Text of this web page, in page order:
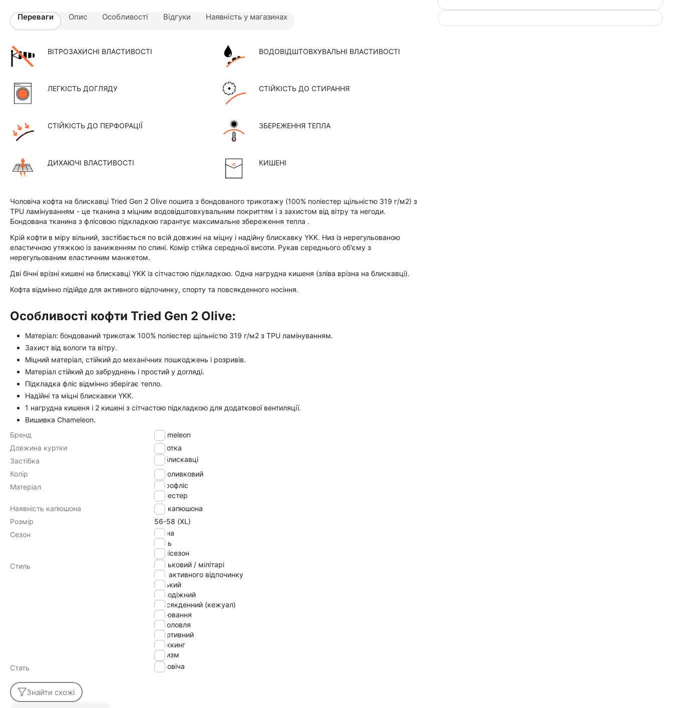
Переваги Опис Особливості Відгуки Наявність у магазинах
ВІТРОЗАХИСНІ ВЛАСТИВОСТІ ВОДОВІДШТОВХУВАЛЬНІ ВЛАСТИВОСТІ
ЛЕГКІСТЬ ДОГЛЯДУ СТІЙКІСТЬ ДО СТИРАННЯ
СТІЙКІСТЬ ДО ПЕРФОРАЦІЇ ЗБЕРЕЖЕННЯ ТЕПЛА
ДИХАЮЧІ ВЛАСТИВОСТІ КИШЕНІ
Чоловіча кофта на блискавці Tried Gen 2 Olive пошита з бондованого трикотажу (100% поліестер щільністю 319 г/м2) з
TPU ламінуванням - це тканина з міцним водовідштовхувальним покриттям і з захистом від вітру та негоди.
Бондована тканина з флісовою підкладкою гарантує максимальне збереження тепла .
Крій кофти в міру вільний, застібається по всій довжині на міцну і надійну блискавку YKK. Низ із нерегульованою
еластичною утяжкою із заниженням по спині. Комір стійка середньої висоти. Рукав середнього об'єму з
нерегульованим еластичним манжетом.
Дві бічні врізні кишені на блискавці YKK із сітчастою підкладкою. Одна нагрудна кишеня (зліва врізна на блискавці).
Кофта відмінно підійде для активного відпочинку, спорту та повсякденного носіння.
Особливості кофти Tried Gen 2 Olive:
Матеріал: бондований трикотаж 100% поліестер щільністю 319 г/м2 з TPU ламінуванням.
Захист від вологи та вітру.
Міцний матеріал, стійкий до механічних пошкоджень і розривів.
Матеріал стійкий до забруднень і простий у догляді.
Підкладка фліс відмінно зберігає тепло.
Надійні та міцні блискавки YKK.
1 нагрудна кишеня і 2 кишені з сітчастою підкладкою для додаткової вентиляції.
Вишивка Chameleon.
Бренд
Chameleon
Довжина куртки
Коротка
Застібка
на блискавці
Колір
оливковий
Матеріал
мікрофліс
поліестер
Наявність капюшона
без капюшона
Розмір
56-58 (XL)
Сезон
весна
осінь
демісезон
Стиль
військовий / мілітарі
для активного відпочинку
міський
молодіжний
повсякденний (кежуал)
полювання
риболовля
спортивний
треккинг
туризм
Стать
Чоловіча
Знайти схожі